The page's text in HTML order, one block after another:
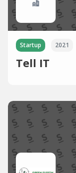
Startup 2021
Tell IT